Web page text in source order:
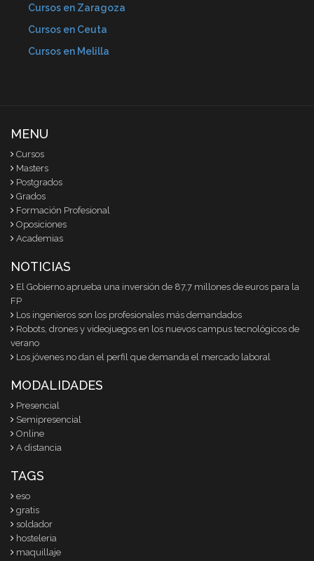
Cursos en Zaragoza
Cursos en Ceuta
Cursos en Melilla
MENU
Cursos
Masters
Postgrados
Grados
Formación Profesional
Oposiciones
Academias
NOTICIAS
El Gobierno aprueba una inversión de 87,7 millones de euros para la
FP
Los ingenieros son los profesionales más demandados
Robots, drones y videojuegos en los nuevos campus tecnológicos de
verano
Los jóvenes no dan el perfil que demanda el mercado laboral
MODALIDADES
Presencial
Semipresencial
Online
A distancia
TAGS
eso
gratis
soldador
hosteleria
maquillaje